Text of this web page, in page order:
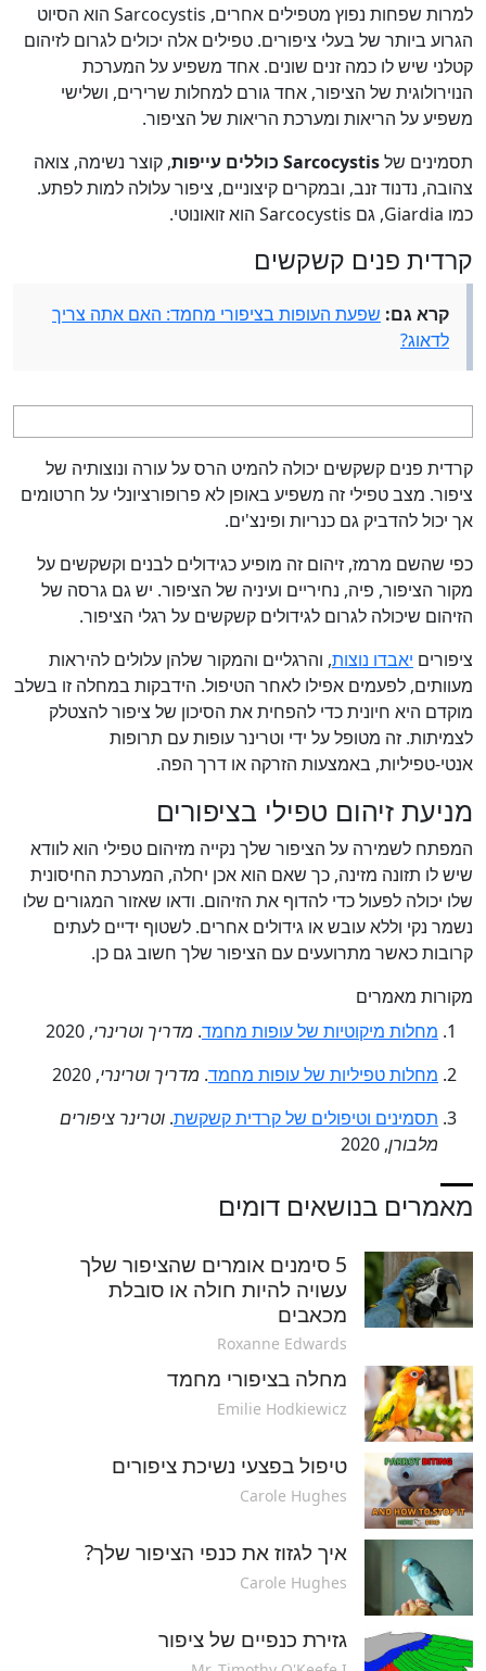
למרות שפחות נפוץ מטפילים אחרים, Sarcocystis הוא הסיוט
הגרוע ביותר של בעלי ציפורים. טפילים אלה יכולים לגרום לזיהום
קטלני שיש לו כמה זנים שונים. אחד משפיע על המערכת
הנוירולוגית של הציפור, אחד גורם למחלות שרירים, ושלישי
משפיע על הריאות ומערכת הריאות של הציפור.
תסמינים שלSarcocystis כוללים עייפות
, קוצר נשימה, צואה
צהובה, נדנוד זנב, ובמקרים קיצוניים, ציפור עלולה למות לפתע.
כמו Giardia, גם Sarcocystis הוא זואונוטי.
קרדית פנים קשקשים
קרא גם: שפעת העופות בציפורי מחמד: האם אתה צריך
לדאוג?
קרדית פנים קשקשים יכולה להמיט הרס על עורה ונוצותיה של
ציפור. מצב טפילי זה משפיע באופן לא פרופורציונלי על חרטומים
אך יכול להדביק גם כנריות ופינצ'ים.
כפי שהשם מרמז, זיהום זה מופיע כגידולים לבנים וקשקשים על
מקור הציפור, פיה, נחיריים ועיניה של הציפור. יש גם גרסה של
הזיהום שיכולה לגרום לגידולים קשקשים על רגלי הציפור.
ציפורים יאבדו נוצות, והרגליים והמקור שלהן עלולים להיראות
מעוותים, לפעמים אפילו לאחר הטיפול. הידבקות במחלה זו בשלב
מוקדם היא חיונית כדי להפחית את הסיכון של ציפור להצטלק
לצמיתות. זה מטופל על ידי וטרינר עופות עם תרופות
אנטי-טפיליות, באמצעות הזרקה או דרך הפה.
מניעת זיהום טפילי בציפורים
המפתח לשמירה על הציפור שלך נקייה מזיהום טפילי הוא לוודא
שיש לו תזונה מזינה, כך שאם הוא אכן יחלה, המערכת החיסונית
שלו יכולה לפעול כדי להדוף את הזיהום. ודאו שאזור המגורים שלו
נשמר נקי וללא עובש או גידולים אחרים. לשטוף ידיים לעתים
קרובות כאשר מתרועעים עם הציפור שלך חשוב גם כן.
מקורות מאמרים
מחלות מיקוטיות של עופות מחמד. מדריך וטרינרי, 2020
מחלות טפיליות של עופות מחמד. מדריך וטרינרי, 2020
תסמינים וטיפולים של קרדית קשקשת. וטרינר ציפורים
מלבורן, 2020
מאמרים בנושאים דומים
5 סימנים אומרים שהציפור שלך
עשויה להיות חולה או סובלת
מכאבים
Roxanne Edwards
מחלה בציפורי מחמד
Emilie Hodkiewicz
טיפול בפצעי נשיכת ציפורים
Carole Hughes
איך לגזוז את כנפי הציפור שלך?
Carole Hughes
גזירת כנפיים של ציפור